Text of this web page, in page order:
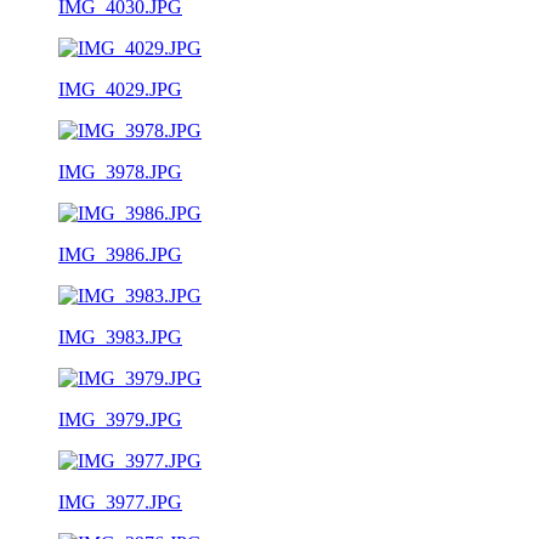
IMG_4030.JPG
IMG_4029.JPG
IMG_3978.JPG
IMG_3986.JPG
IMG_3983.JPG
IMG_3979.JPG
IMG_3977.JPG